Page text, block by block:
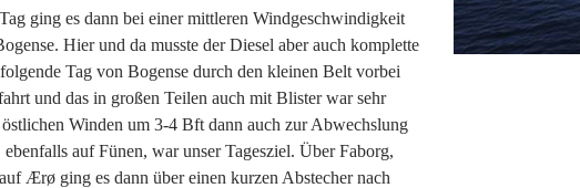
ging es dann bei einer mittleren Windgeschwindigkeit
Hier und da musste der Diesel aber auch komplette
Tag von Bogense durch den kleinen Belt vorbei
und das in großen Teilen auch mit Blister war sehr
Winden um 3-4 Bft dann auch zur Abwechslung
ebenfalls auf Fünen, war unser Tagesziel. Über Faborg,
Ærø ging es dann über einen kurzen Abstecher nach